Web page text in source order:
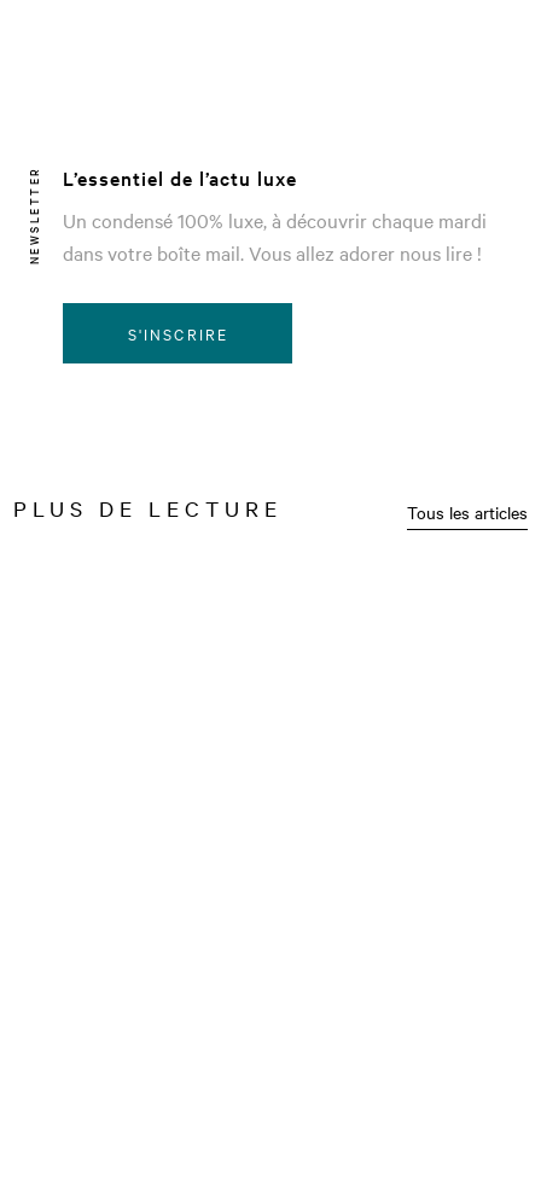
NEWSLETTER
L’essentiel de l’actu luxe
Un condensé 100% luxe, à découvrir chaque mardi
dans votre boîte mail. Vous allez adorer nous lire !
S'INSCRIRE
PLUS DE LECTURE Tous les articles